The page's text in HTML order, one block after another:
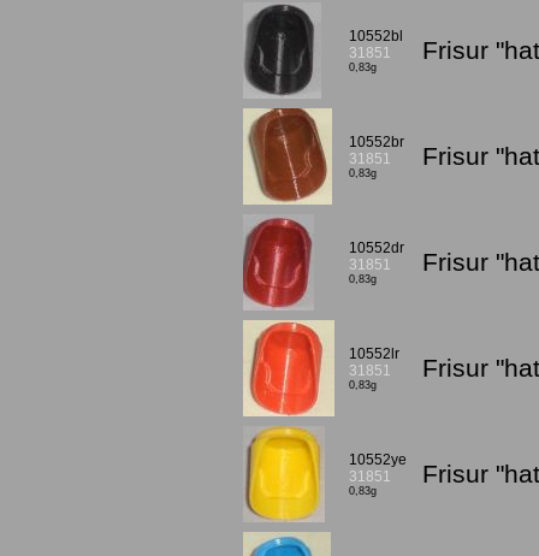
10552bl
31851
0,83g
Frisur
10552br
31851
0,83g
Frisur
10552dr
31851
0,83g
Frisur
10552lr
31851
0,83g
Frisur
10552ye
31851
0,83g
Frisur